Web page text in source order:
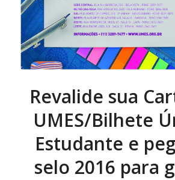
Revalide sua
UMES/Bilhete
Estudante e
selo 2016 para